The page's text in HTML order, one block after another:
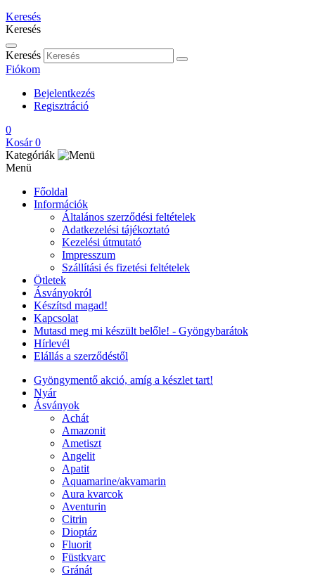
Keresés
Keresés
Keresés
Fiókom
Bejelentkezés
Regisztráció
0
Kosár 0
Kategóriák
Menü
Főoldal
Információk
Általános szerződési feltételek
Adatkezelési tájékoztató
Kezelési útmutató
Impresszum
Szállítási és fizetési feltételek
Ötletek
Ásványokról
Készítsd magad!
Kapcsolat
Mutasd meg mi készült belőle! - Gyöngybarátok
Hírlevél
Elállás a szerződéstől
Gyöngymentő akció, amíg a készlet tart!
Nyár
Ásványok
Achát
Amazonit
Ametiszt
Angelit
Apatit
Aquamarine/akvamarin
Aura kvarcok
Aventurin
Citrin
Dioptáz
Fluorit
Füstkvarc
Gránát